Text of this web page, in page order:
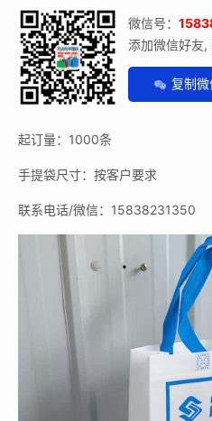
微信号：
添加微信好友,
复制微
起订量：1000条
手提袋尺寸：按客户要求
联系电话/微信：15838231350